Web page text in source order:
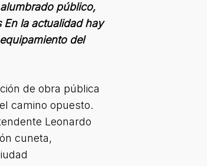
público,
la actualidad hay
del
de obra pública
camino opuesto.
Leonardo
cuneta,